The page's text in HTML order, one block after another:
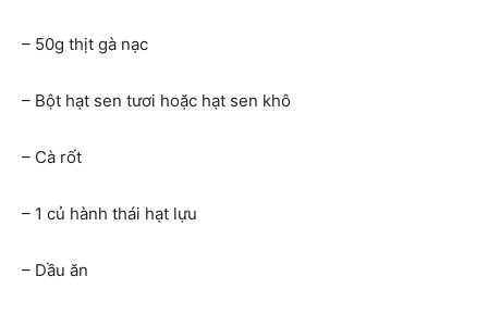
– 50g thịt gà nạc
– Bột hạt sen tươi hoặc hạt sen khô
– Cà rốt
– 1 củ hành thái hạt lựu
– Dầu ăn